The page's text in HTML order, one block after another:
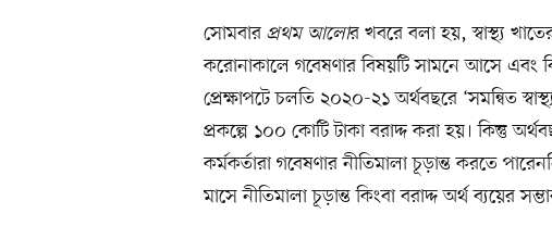
সোমবার প্রথম আলোর খবরে বলা হয়, স্বাস্থ্য
করোনাকালে গবেষণার বিষয়টি সামনে আসে এবং
প্রেক্ষাপটে চলতি ২০২০-২১ অর্থবছরে ‘সমন্বিত
প্রকল্পে ১০০ কোটি টাকা বরাদ্দ করা হয়। কিন্তু
কর্মকর্তারা গবেষণার নীতিমালা চূড়ান্ত করতে
মাসে নীতিমালা চূড়ান্ত কিংবা বরাদ্দ অর্থ ব্যয়ের